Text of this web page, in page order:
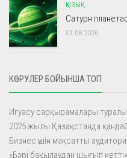
ҚЫЗЫҚ
Сатурн
01.08.2026
КӨРУЛЕР БОЙЫНША ТОП
Игуасу сарқырамалары
2025 жылы Қазақстанда
Бизнес үшін мақсатты
«Бәрі бақылаудан шығып